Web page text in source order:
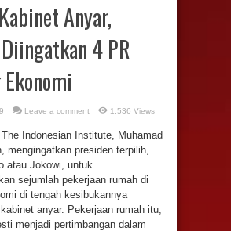
Anyar,
4 PR
Leave a comment 1,536 Views
Indonesian Institute, Muhamad
mengingatkan presiden terpilih,
atau Jokowi, untuk
sejumlah pekerjaan rumah di
di tengah kesibukannya
anyar. Pekerjaan rumah itu,
menjadi pertimbangan dalam